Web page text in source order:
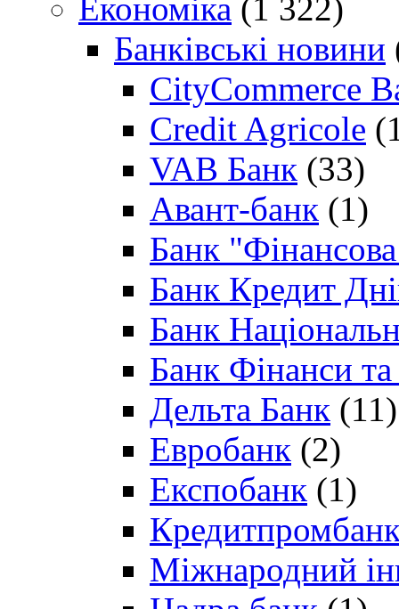
Економіка (1 322)
Банківські новини
CityCommerce
Credit Agricole
VAB Банк (33)
Авант-банк (1)
Банк "Фінансова
Банк Кредит
Банк
Банк Фінанси
Дельта Банк (11)
Евробанк (2)
Експобанк (1)
Міжнародний